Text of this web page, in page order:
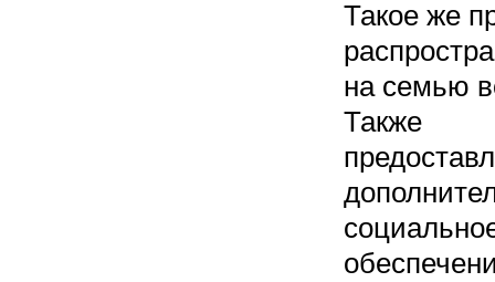
Такое же
на семью
Также